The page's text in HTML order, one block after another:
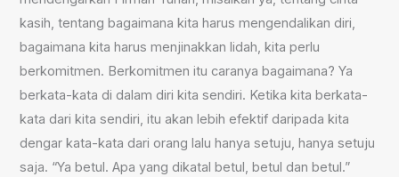
kasih, tentang bagaimana kita harus mengendalikan diri,
bagaimana kita harus menjinakkan lidah, kita perlu
berkomitmen. Berkomitmen itu caranya bagaimana? Ya
berkata-kata di dalam diri kita sendiri. Ketika kita berkata-
kata dari kita sendiri, itu akan lebih efektif daripada kita
dengar kata-kata dari orang lalu hanya setuju, hanya setuju
saja. “Ya betul. Apa yang dikatal betul, betul dan betul.”